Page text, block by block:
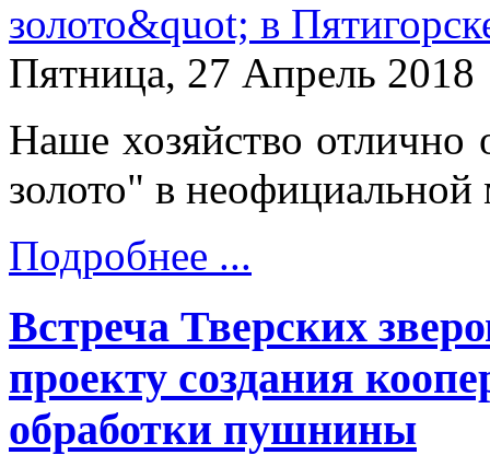
Пятница, 27 Апрель 2018
Наше хозяйство отлично
золото" в
Подробнее ...
Встреча Тверских
проекту создания
обработки пушнины